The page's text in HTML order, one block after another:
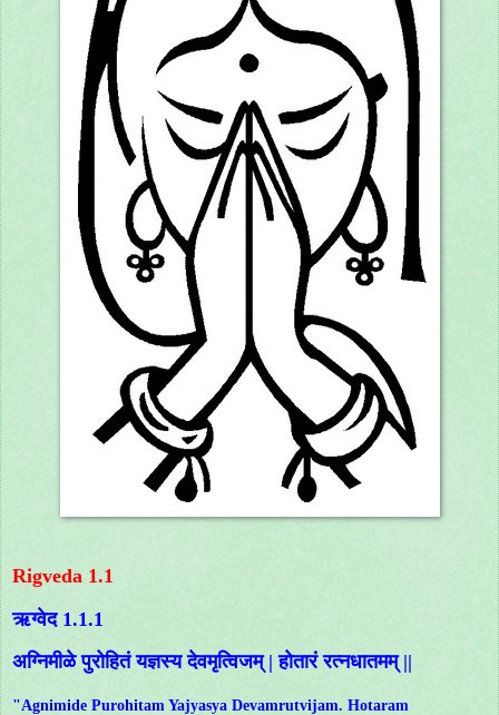
Rigveda 1.1
ऋग्वेद 1.1.1
अग्निमीळे पुरोहितं यज्ञस्य देवमृत्विजम् | होतारं रत्नधातमम् ||
"Agnimide Purohitam Yajyasya Devamrutvijam. Hotaram